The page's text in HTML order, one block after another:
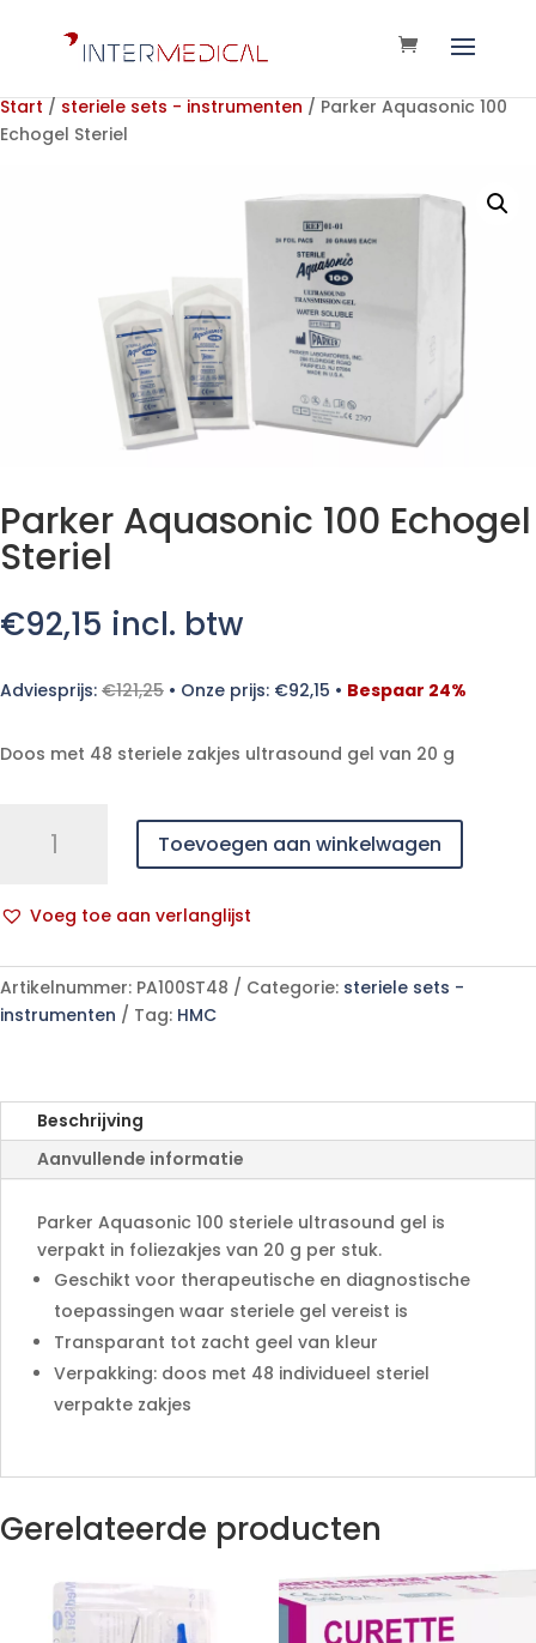
Start / steriele sets - instrumenten / Parker Aquasonic 100
Echogel Steriel
Parker Aquasonic 100 Echogel
Steriel
€92,15 incl. btw
Adviesprijs: €121,25 • Onze prijs: €92,15 • Bespaar 24%
Doos met 48 steriele zakjes ultrasound gel van 20 g
Aquasonic
Steriel
Toevoegen aan winkelwagen
Voeg toe aan verlanglijst
l
t
e
a
t
Artikelnummer: PA100ST48 Categorie: steriele sets -
instrumenten
Tag: HMC
Beschrijving
Aanvullende informatie
Parker Aquasonic 100 steriele ultrasound gel is
verpakt in foliezakjes van 20 g per stuk.
Geschikt voor therapeutische en diagnostische
toepassingen waar steriele gel vereist is
Transparant tot zacht geel van kleur
Verpakking: doos met 48 individueel steriel
verpakte zakjes
Gerelateerde producten